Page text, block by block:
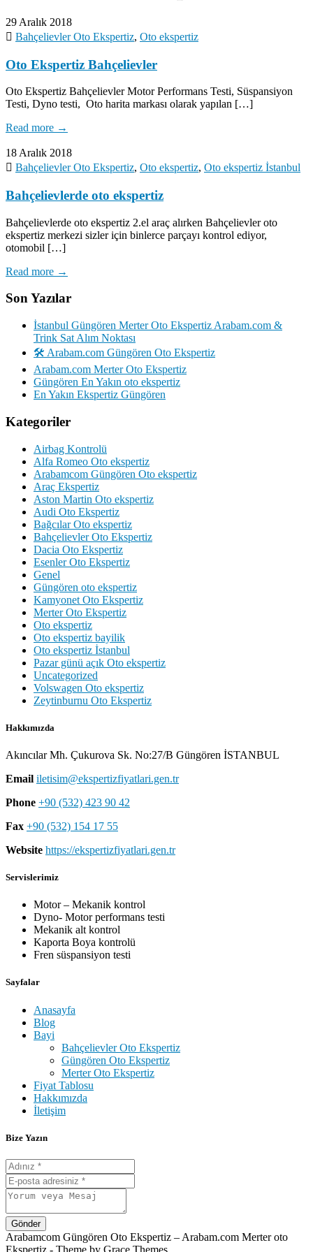
29 Aralık 2018
Bahçelievler Oto Ekspertiz, Oto ekspertiz
Oto Ekspertiz Bahçelievler
Oto Ekspertiz Bahçelievler Motor Performans Testi, Süspansiyon
Testi, Dyno testi, Oto harita markası olarak yapılan […]
Read more →
18 Aralık 2018
Bahçelievler Oto Ekspertiz, Oto ekspertiz, Oto ekspertiz İstanbul
Bahçelievlerde oto ekspertiz
Bahçelievlerde oto ekspertiz 2.el araç alırken Bahçelievler oto
ekspertiz merkezi sizler için binlerce parçayı kontrol ediyor,
otomobil […]
Read more →
Son Yazılar
İstanbul Güngören Merter Oto Ekspertiz Arabam.com &
Trink Sat Alım Noktası
🛠️ Arabam.com Güngören Oto Ekspertiz
Arabam.com Merter Oto Ekspertiz
Güngören En Yakın oto ekspertiz
En Yakın Ekspertiz Güngören
Kategoriler
Airbag Kontrolü
Alfa Romeo Oto ekspertiz
Arabamcom Güngören Oto ekspertiz
Araç Ekspertiz
Aston Martin Oto ekspertiz
Audi Oto Ekspertiz
Bağcılar Oto ekspertiz
Bahçelievler Oto Ekspertiz
Dacia Oto Ekspertiz
Esenler Oto Ekspertiz
Genel
Güngören oto ekspertiz
Kamyonet Oto Ekspertiz
Merter Oto Ekspertiz
Oto ekspertiz
Oto ekspertiz bayilik
Oto ekspertiz İstanbul
Pazar günü açık Oto ekspertiz
Uncategorized
Volswagen Oto ekspertiz
Zeytinburnu Oto Ekspertiz
Hakkımızda
Akıncılar Mh. Çukurova Sk. No:27/B Güngören İSTANBUL
Email iletisim@ekspertizfiyatlari.gen.tr
Phone +90 (532) 423 90 42
Fax +90 (532) 154 17 55
Website https://ekspertizfiyatlari.gen.tr
Servislerimiz
Motor – Mekanik kontrol
Dyno- Motor performans testi
Mekanik alt kontrol
Kaporta Boya kontrolü
Fren süspansiyon testi
Sayfalar
Anasayfa
Blog
Bayi
Bahçelievler Oto Ekspertiz
Güngören Oto Ekspertiz
Merter Oto Ekspertiz
Fiyat Tablosu
Hakkımızda
İletişim
Bize Yazın
Gönder
Arabamcom Güngören Oto Ekspertiz – Arabam.com Merter oto
Ekspertiz - Theme by Grace Themes